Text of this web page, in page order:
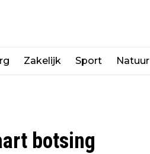
Zakelijk Sport Natuur
botsing